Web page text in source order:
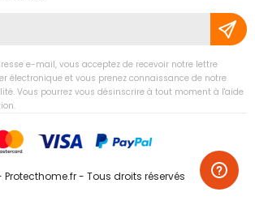
e-mail, vous acceptez de recevoir notre lettre
électronique et vous prenez connaissance de notre
Vous pourrez vous désinscrire à tout moment à l'aide
- Tous droits réservés